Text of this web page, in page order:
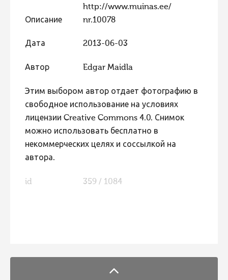
Фотоконкурс 2018
Фотоконкурс 2016
Фотоконкурс 2015
Фотоконкурс 2013
Фотоконкурс 2012
Фотоконкурс 2010
Описание
http://www.muinas.ee/
nr.10078
Дата 2013-06-03
Автор Edgar Maidla
Этим выбором автор отдает фотографию в
свободное использование на условиях
лицензии Creative Commons 4.0. Снимок
можно использовать бесплатно в
некоммерческих целях и соссылкой на
автора.
id 359 / 1084